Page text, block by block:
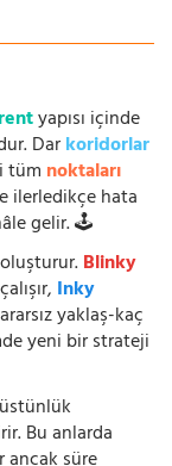
yapısı içinde
Darkoridorlar
tüm noktaları
ilerledikçe hata
gelir. 🕹️
oluşturur.Blinky
Inky
yaklaş-kaç
yeni bir strateji
Bu anlarda